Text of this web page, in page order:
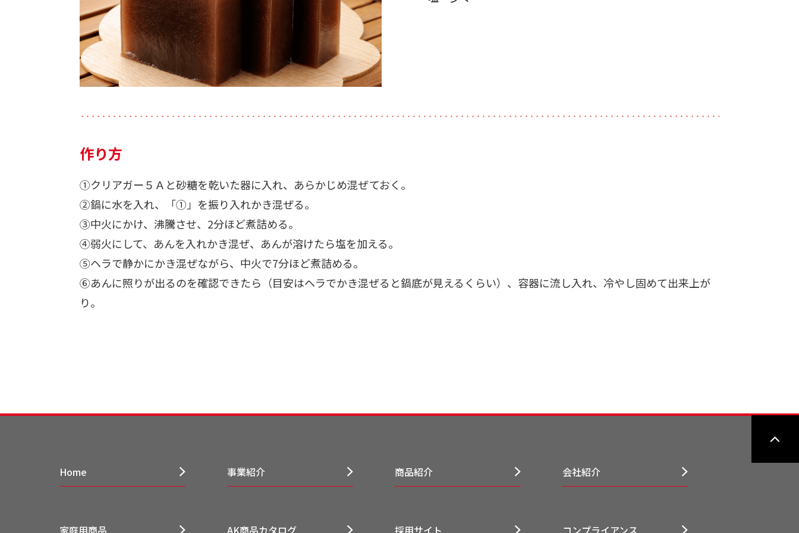
・・・・・・・・・・・・・・・・・・・・・・・・・・・・・・・・・・・・・・・・・・・・・・・・・・・・・・・・・・・・・・・・・・・・・・・・・・・・・・・・・・・・・・・・・・・・・・・・・・・・・・・・・・・・・・・・・・・・・・・・・・・・・・・・・・・・
作り方
①クリアガー５Ａと砂糖を乾いた器に入れ、あらかじめ混ぜておく。
②鍋に水を入れ、「①」を振り入れかき混ぜる。
③中火にかけ、沸騰させ、2分ほど煮詰める。
④弱火にして、あんを入れかき混ぜ、あんが溶けたら塩を加える。
⑤ヘラで静かにかき混ぜながら、中火で7分ほど煮詰める。
⑥あんに照りが出るのを確認できたら（目安はヘラでかき混ぜると鍋底が見えるくらい）、容器に流し入れ、冷やし固めて出来上が
り。
Home 事業紹介 商品紹介 会社紹介